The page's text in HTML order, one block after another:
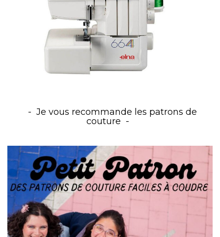
Je vous recommande les patrons de
couture